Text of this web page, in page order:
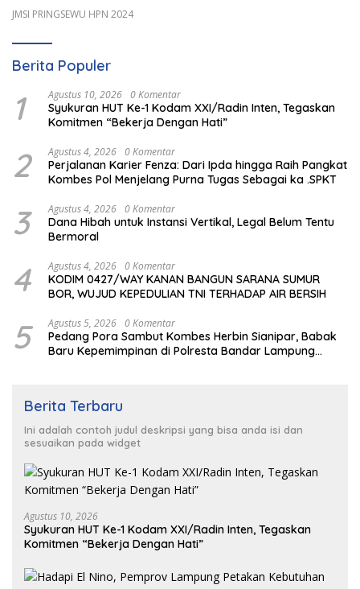
JMSI PRINGSEWU HPN 2024
Berita Populer
1 Agustus 10, 2026 0 Komentar
Syukuran HUT Ke-1 Kodam XXI/Radin Inten, Tegaskan
Komitmen “Bekerja Dengan Hati”
2 Agustus 4, 2026 0 Komentar
Perjalanan Karier Fenza: Dari Ipda hingga Raih Pangkat
Kombes Pol Menjelang Purna Tugas Sebagai ka .SPKT
3 Agustus 4, 2026 0 Komentar
Dana Hibah untuk Instansi Vertikal, Legal Belum Tentu
Bermoral
4 Agustus 4, 2026 0 Komentar
KODIM 0427/WAY KANAN BANGUN SARANA SUMUR
BOR, WUJUD KEPEDULIAN TNI TERHADAP AIR BERSIH
5 Agustus 5, 2026 0 Komentar
Pedang Pora Sambut Kombes Herbin Sianipar, Babak
Baru Kepemimpinan di Polresta Bandar Lampung
Berita Terbaru
Ini adalah contoh judul deskripsi yang bisa anda isi dan
sesuaikan pada widget
Agustus 10, 2026
Syukuran HUT Ke-1 Kodam XXI/Radin Inten, Tegaskan
Komitmen “Bekerja Dengan Hati”